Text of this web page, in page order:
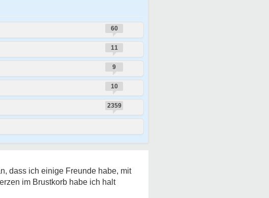
60
11
9
10
2359
dass ich einige Freunde habe, mit
im Brustkorb habe ich halt